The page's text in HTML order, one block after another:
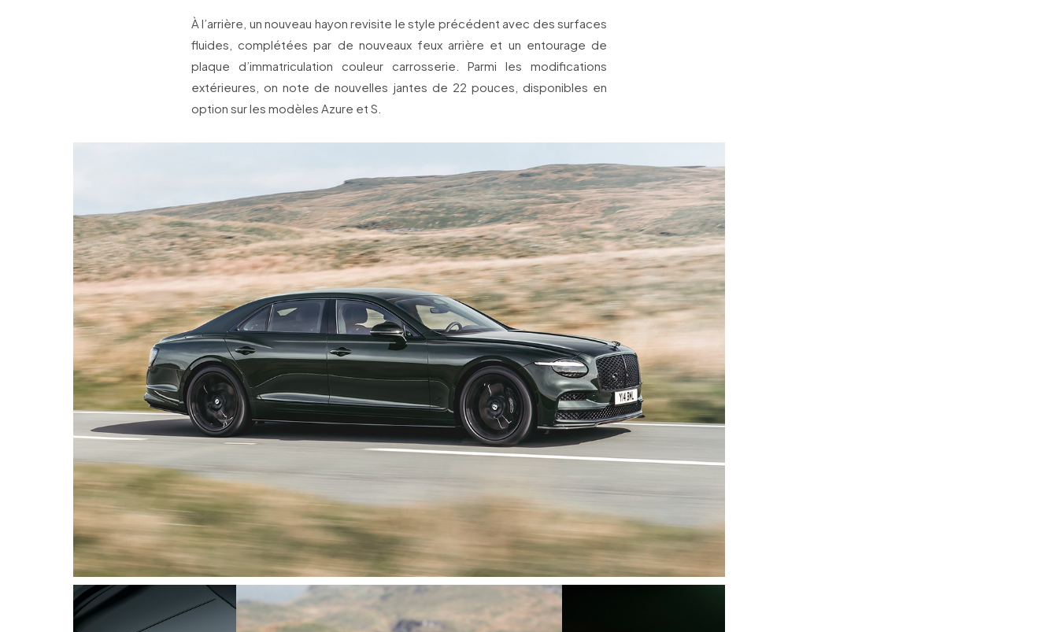
À l’arrière, un nouveau hayon revisite le style précédent avec des surfaces
fluides, complétées par de nouveaux feux arrière et un entourage de
plaque d’immatriculation couleur carrosserie. Parmi les modifications
extérieures, on note de nouvelles jantes de 22 pouces, disponibles en
option sur les modèles Azure et S.